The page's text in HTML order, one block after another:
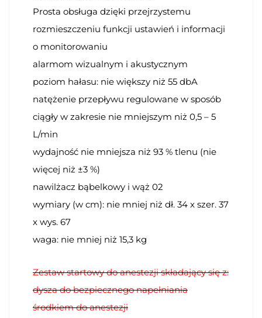
Prosta obsługa dzięki przejrzystemu
rozmieszczeniu funkcji ustawień i informacji
o monitorowaniu
alarmom wizualnym i akustycznym
poziom hałasu: nie większy niż 55 dbA
natężenie przepływu regulowane w sposób
ciągły w zakresie nie mniejszym niż 0,5 – 5
L/min
wydajność nie mniejsza niż 93 % tlenu (nie
więcej niż ±3 %)
nawilżacz bąbelkowy i wąż 02
wymiary (w cm): nie mniej niż dł. 34 x szer. 37
x wys. 67
waga: nie mniej niż 15,3 kg
Zestaw startowy do anestezji składający się z:
dysza do bezpiecznego napełniania
środkiem do anestezji